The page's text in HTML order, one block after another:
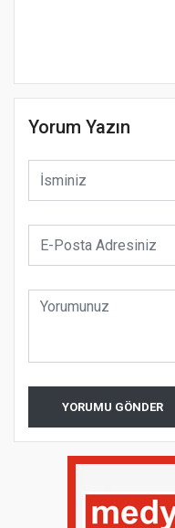
Yorum Yazın
YORUMU GÖNDER